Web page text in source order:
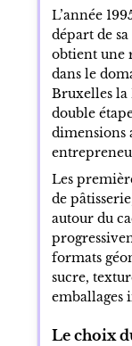
L’année
départ de
obtient une
dans le
Bruxelles la
double
dimensions
Les
de
autour du
formats
sucre,
emballages
Le choix